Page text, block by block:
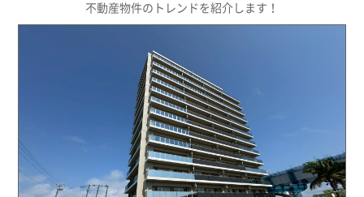
不動産物件のトレンドを紹介します！